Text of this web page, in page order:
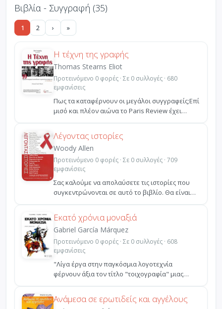
Βιβλία - Συγγραφή (35)
1 2 › »
Η τέχνη της γραφής
Thomas Stearns Eliot
Προτεινόμενο 0 φορές · Σε 0 συλλογές · 680
εμφανίσεις
Πως τα καταφέρνουν οι μεγάλοι συγγραφείς;Επί
μισό και πλέον αιώνα το Paris Review έχει
εκμαιεύσει με...
Λέγοντας ιστορίες
Woody Allen
Προτεινόμενο 0 φορές · Σε 0 συλλογές · 709
εμφανίσεις
Σας καλούμε να απολαύσετε τις ιστορίες που
συγκεντρώνονται σε αυτό το βιβλίο. Θα είναι
μια μοναδική ...
Εκατό χρόνια μοναξιά
Gabriel García Márquez
Προτεινόμενο 0 φορές · Σε 0 συλλογές · 608
εμφανίσεις
"Λίγα έργα στην παγκόσμια λογοτεχνία
φέρνουν άξια τον τίτλο "τοιχογραφία" μιας
εποχής, ενός λαού, μι...
Ανάμεσα σε ερωτιδείς και αγγέλους